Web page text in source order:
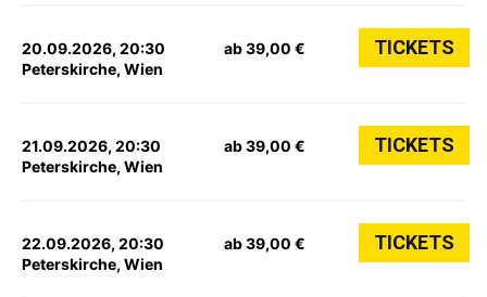
20.09.2026, 20:30
Peterskirche, Wien
ab 39,00 € TICKETS
21.09.2026, 20:30
Peterskirche, Wien
ab 39,00 € TICKETS
22.09.2026, 20:30
Peterskirche, Wien
ab 39,00 € TICKETS